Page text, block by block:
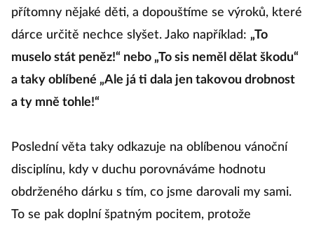
přítomny nějaké děti, a dopouštíme se výroků, které
dárce určitě nechce slyšet. Jako například: „To
muselo stát peněz!“ nebo „To sis neměl dělat škodu“
a taky oblíbené „Ale já ti dala jen takovou drobnost
a ty mně tohle!“
Poslední věta taky odkazuje na oblíbenou vánoční
disciplínu, kdy v duchu porovnáváme hodnotu
obdrženého dárku s tím, co jsme darovali my sami.
To se pak doplní špatným pocitem, protože